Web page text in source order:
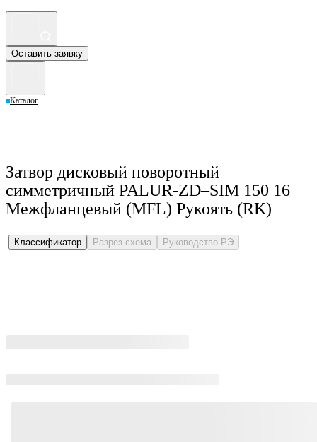
Оставить заявку
Каталог
Затвор дисковый поворотный
симметричный PALUR-ZD–SIM 150 16
Межфланцевый (MFL) Рукоять (RK)
Классификатор Разрез схема Руководство РЭ